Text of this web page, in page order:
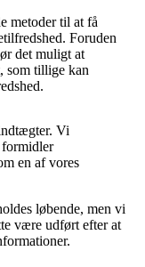
metoder til at få
Foruden
det muligt at
som tillige kan
Vi
formidler
en af vores
løbende, men vi
være udført efter at